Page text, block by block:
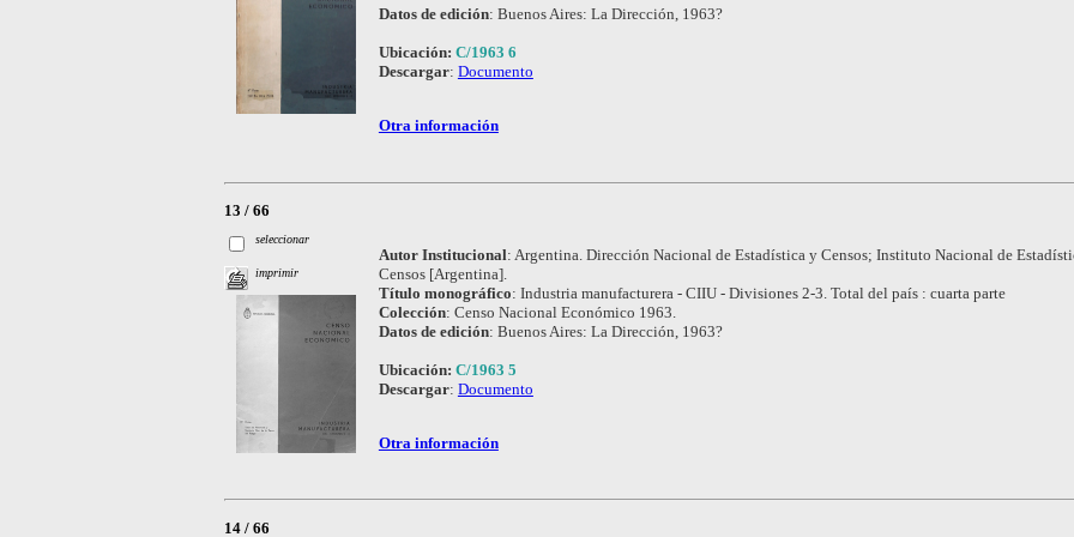
Datos de edición: Buenos Aires: La Dirección, 1963?
Ubicación: C/1963 6
Descargar: Documento
Otra información
13 / 66
seleccionar
imprimir
Autor Institucional: Argentina. Dirección Nacional de Estadística y Censos; Instituto Nacional de
Censos [Argentina].
Título monográfico: Industria manufacturera - CIIU - Divisiones 2-3. Total del país : cuarta parte
Colección: Censo Nacional Económico 1963.
Datos de edición: Buenos Aires: La Dirección, 1963?
Ubicación: C/1963 5
Descargar: Documento
Otra información
14 / 66